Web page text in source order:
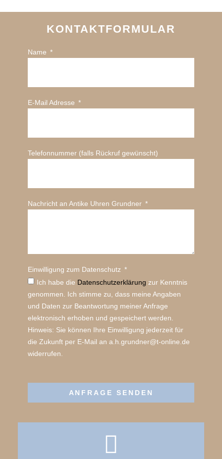
KONTAKTFORMULAR
Name
E-Mail Adresse
Telefonnummer (falls Rückruf gewünscht)
Nachricht an Antike Uhren Grundner
Einwilligung zum Datenschutz
Ich habe die Datenschutz­erklärung zur Kenntnis
genommen. Ich stimme zu, dass meine Angaben
und Daten zur Beantwortung meiner Anfrage
elektronisch erhoben und gespeichert werden.
Hinweis: Sie können Ihre Einwilligung jederzeit für
die Zukunft per E-Mail an a.h.grundner@t-online.de
widerrufen.
ANFRAGE SENDEN